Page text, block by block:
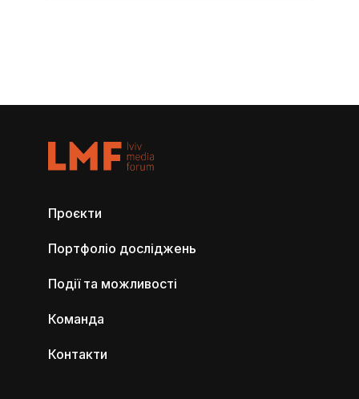
Проєкти
Портфоліо досліджень
Події та можливості
Команда
Контакти